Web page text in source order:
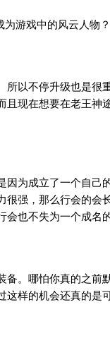
以不停升级也是很
现在想要在老王神
为成立了一个自己
强，那么行会的会
也不失为一个成名
。哪怕你真的之前
样的机会还真的是